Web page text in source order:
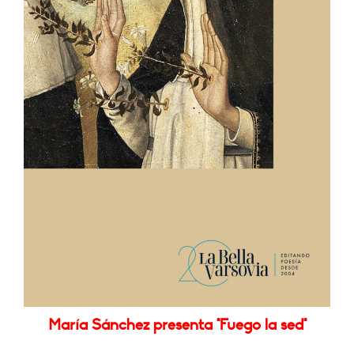
María Sánchez presenta "Fuego la sed"